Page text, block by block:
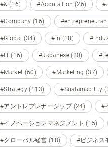
#& (16) #Acquisition (26)
#Company (16)
#Global (34) #in (18)
#IT (16) #Japanese (20)
#Market (60) #Marketing (37)
#Strategy (113) #Sustainability
#アントレプレナーシップ (24) #
#イノベーションマネジメント (15)
#グローバル経営 (18) #ビジネス